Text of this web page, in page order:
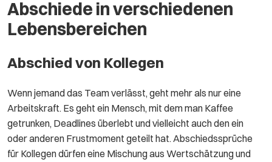
Abschiede in verschiedenen
Lebensbereichen
Abschied von Kollegen
Wenn jemand das Team verlässt, geht mehr als nur eine
Arbeitskraft. Es geht ein Mensch, mit dem man Kaffee
getrunken, Deadlines überlebt und vielleicht auch den ein
oder anderen Frustmoment geteilt hat. Abschiedssprüche
für Kollegen dürfen eine Mischung aus Wertschätzung und